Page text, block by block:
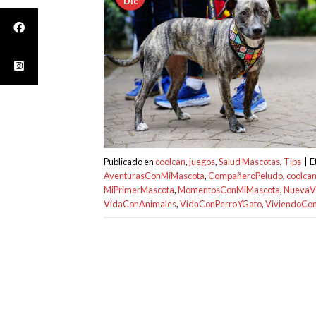
Publicado encoolcan,juegos,Salud Mascotas, Tips
AventurasConMiMascota,CompañeroPeludo,coolcan
MiPrimerMascota,MomentosConMiMascota,
VidaConAnimales,VidaConPerroYGato,